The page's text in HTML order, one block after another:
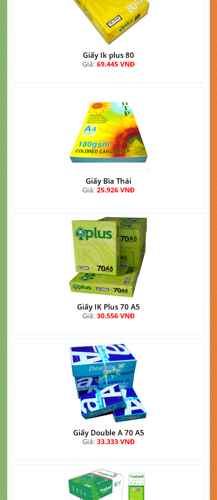
Giấy Ik plus 80
Giá: 69.445 VNĐ
Giấy Bìa Thái
Giá: 25.926 VNĐ
Giấy IK Plus 70 A5
Giá: 30.556 VNĐ
Giấy Double A 70 A5
Giá: 33.333 VNĐ